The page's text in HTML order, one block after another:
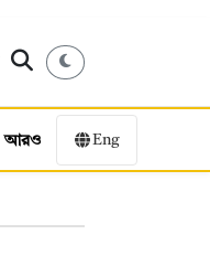
আরও Eng